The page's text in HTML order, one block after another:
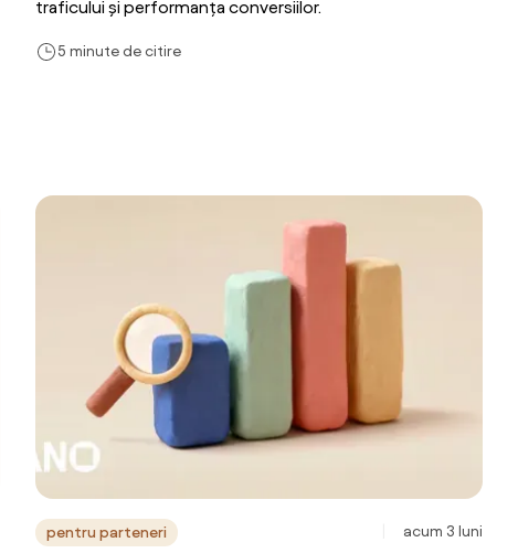
traficului și performanța conversiilor.
5 minute de citire
acum 3 luni
pentru parteneri